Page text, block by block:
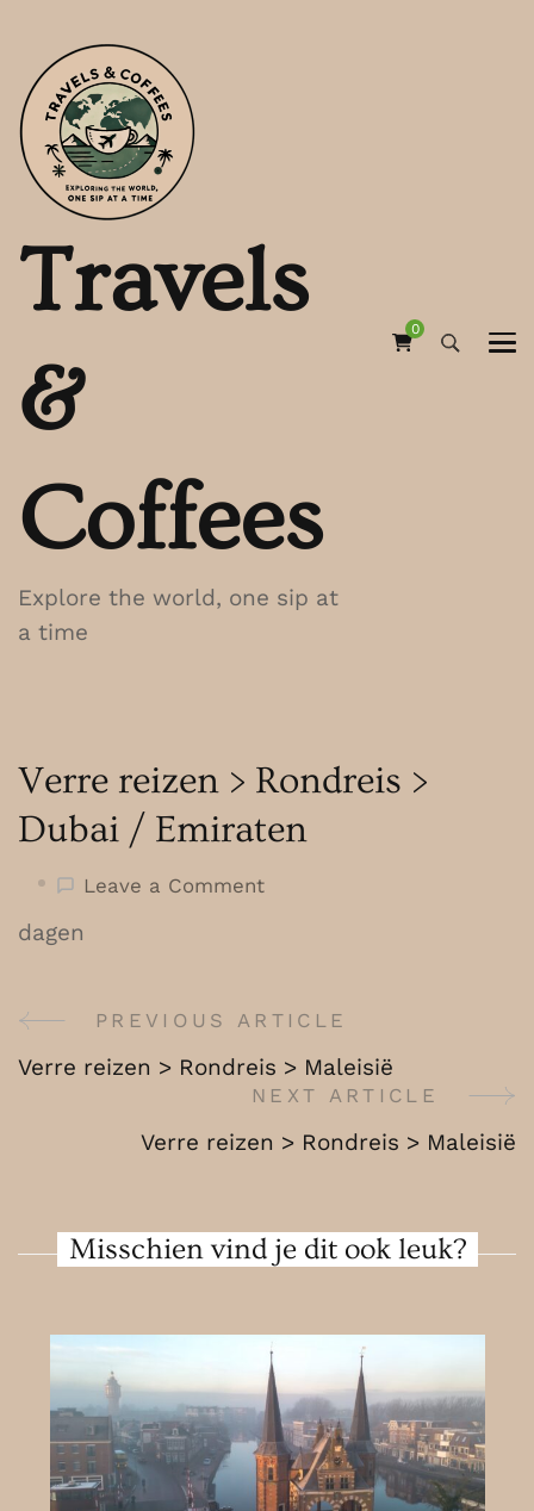
Travels
&
Coffees
Explore the world, one sip at
a time
0
Verre reizen > Rondreis >
Dubai / Emiraten
Leave a Commenton
Dubai
/
Emiraten
dagen
Post
Navigation
PREVIOUS ARTICLE
Verre reizen > Rondreis > Maleisië
NEXT ARTICLE
Verre reizen > Rondreis > Maleisië
Misschien vind je dit ook leuk?